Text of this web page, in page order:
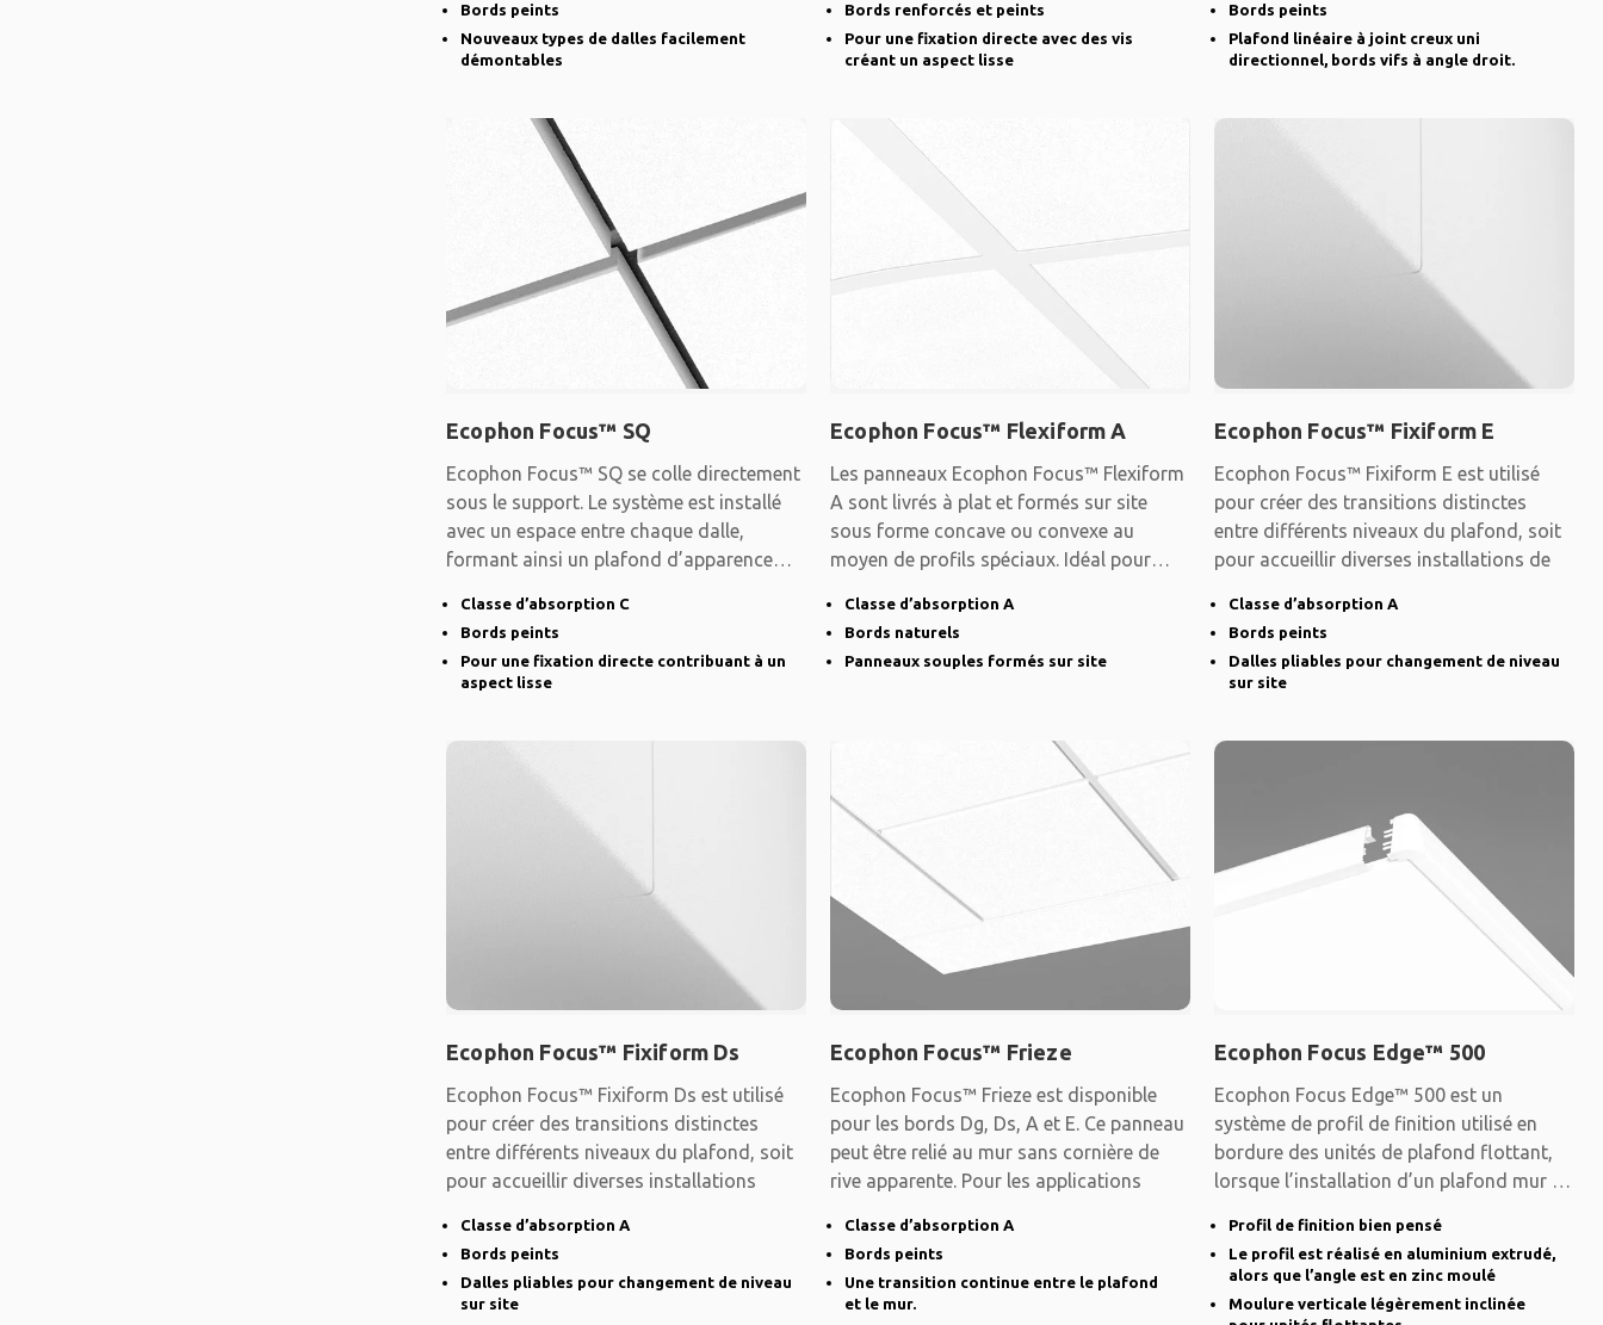
Bords peints
Nouveaux types de dalles facilement
démontables
Bords renforcés et peints
Pour une fixation directe avec des vis
créant un aspect lisse
Bords peints
Plafond linéaire à joint creux uni
directionnel, bords vifs à angle droit.
Ecophon Focus™ SQ
Ecophon Focus™ SQ se colle directement
sous le support. Le système est installé
avec un espace entre chaque dalle,
formant ainsi un plafond d’apparence
Classe d’absorption C
Bords peints
Pour une fixation directe contribuant à un
aspect lisse
Ecophon Focus™ Flexiform A
Les panneaux Ecophon Focus™ Flexiform
A sont livrés à plat et formés sur site
sous forme concave ou convexe au
moyen de profils spéciaux. Idéal pour
Classe d’absorption A
Bords naturels
Panneaux souples formés sur site
Ecophon Focus™ Fixiform E
Ecophon Focus™ Fixiform E est utilisé
pour créer des transitions distinctes
entre différents niveaux du plafond, soit
pour accueillir diverses installations de
Classe d’absorption A
Bords peints
Dalles pliables pour changement de niveau
sur site
Ecophon Focus™ Fixiform Ds
Ecophon Focus™ Fixiform Ds est utilisé
pour créer des transitions distinctes
entre différents niveaux du plafond, soit
pour accueillir diverses installations
Classe d’absorption A
Bords peints
Dalles pliables pour changement de niveau
sur site
Ecophon Focus™ Frieze
Ecophon Focus™ Frieze est disponible
pour les bords Dg, Ds, A et E. Ce panneau
peut être relié au mur sans cornière de
rive apparente. Pour les applications
Classe d’absorption A
Bords peints
Une transition continue entre le plafond
et le mur.
Ecophon Focus Edge™ 500
Ecophon Focus Edge™ 500 est un
système de profil de finition utilisé en
bordure des unités de plafond flottant,
lorsque l’installation d’un plafond mur à
Profil de finition bien pensé
Le profil est réalisé en aluminium extrudé,
alors que l’angle est en zinc moulé
Moulure verticale légèrement inclinée